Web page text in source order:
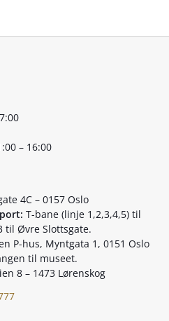
– 16:00
4C – 0157 Oslo
T-bane (linje 1,2,3,4,5) til
til Øvre Slottsgate.
P-hus, Myntgata 1, 0151 Oslo
til museet.
8 – 1473 Lørenskog